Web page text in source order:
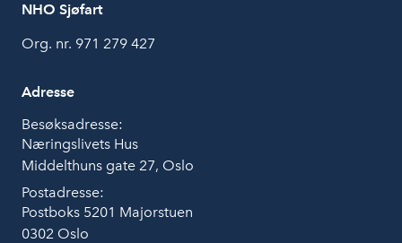
NHO Sjøfart
Org. nr. 971 279 427
Adresse
Besøksadresse:
Næringslivets Hus
Middelthuns gate 27, Oslo
Postadresse:
Postboks 5201 Majorstuen
0302 Oslo